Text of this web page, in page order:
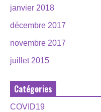
janvier 2018
décembre 2017
novembre 2017
juillet 2015
Catégories
COVID19